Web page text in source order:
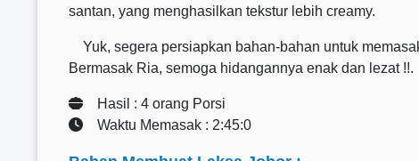
santan, yang menghasilkan tekstur lebih creamy.
Yuk, segera persiapkan bahan-bahan untuk
Bermasak Ria, semoga hidangannya enak dan lezat !!.
Hasil : 4 orang Porsi
Waktu Memasak : 2:45:0